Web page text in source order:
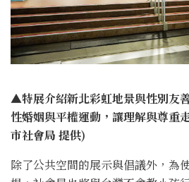
▲特展介紹新北彩虹地景與性別友
性婚姻與平權運動，讓理解與尊重
市社會局 提供)
除了公共空間的展示與倡議外，為